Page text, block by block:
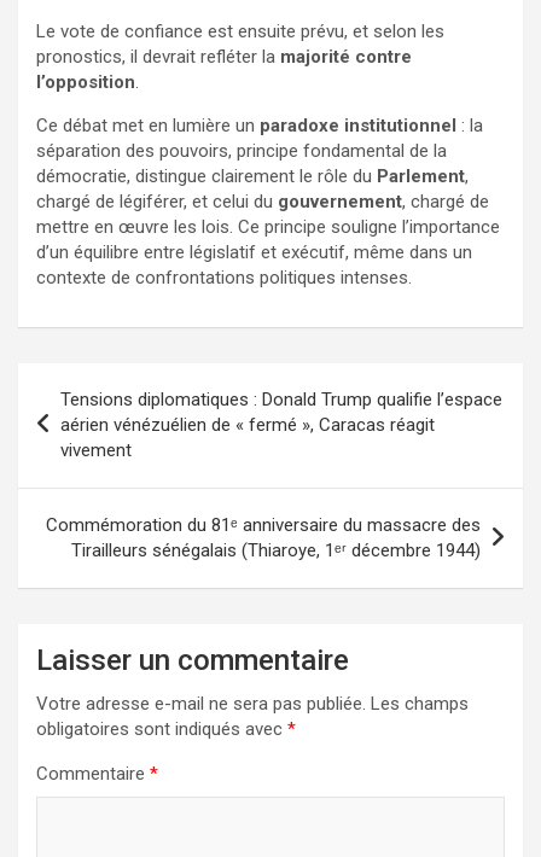
Le vote de confiance est ensuite prévu, et selon les
pronostics, il devrait refléter la majorité contre
l’opposition.
Ce débat met en lumière un paradoxe institutionnel : la
séparation des pouvoirs, principe fondamental de la
démocratie, distingue clairement le rôle du Parlement,
chargé de légiférer, et celui du gouvernement, chargé de
mettre en œuvre les lois. Ce principe souligne l’importance
d’un équilibre entre législatif et exécutif, même dans un
contexte de confrontations politiques intenses.
Tensions diplomatiques : Donald Trump qualifie l’espace
aérien vénézuélien de « fermé », Caracas réagit
vivement
Commémoration du 81ᵉ anniversaire du massacre des
Tirailleurs sénégalais (Thiaroye, 1ᵉʳ décembre 1944)
Laisser un commentaire
Votre adresse e-mail ne sera pas publiée. Les champs
obligatoires sont indiqués avec *
Commentaire *